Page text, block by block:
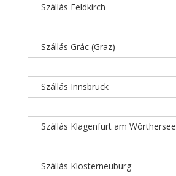
Szállás Feldkirch
Szállás Grác (Graz)
Szállás Innsbruck
Szállás Klagenfurt am Wörthersee
Szállás Klosterneuburg